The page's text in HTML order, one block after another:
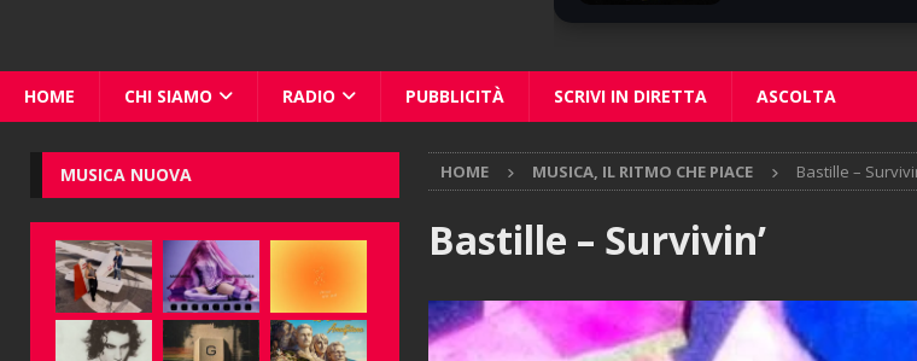
HOME CHI SIAMO RADIO PUBBLICITÀ SCRIVI IN DIRETTA ASCOLTA
HOME MUSICA, IL RITMO CHE PIACE Bastille –
Bastille – Survivin’
MUSICA NUOVA